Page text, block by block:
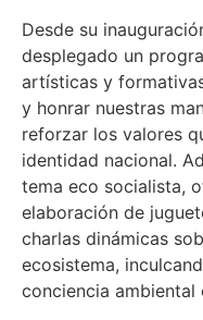
Desde su
desplegado un
artísticas y
y honrar nuestras
reforzar los valores
identidad nacional.
tema eco socialista,
elaboración de
charlas dinámicas
ecosistema,
conciencia ambiental